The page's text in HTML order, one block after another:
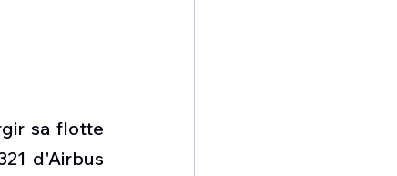
sa flotte
d'Airbus